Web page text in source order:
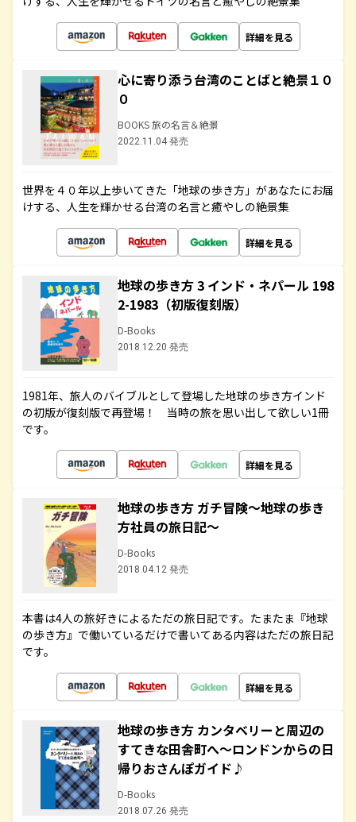
詳細を見る
心に寄り添う台湾のことばと絶景１０
０
BOOKS 旅の名言＆絶景
2022.11.04 発売
世界を４０年以上歩いてきた「地球の歩き方」があなたにお届
けする、人生を輝かせる台湾の名言と癒やしの絶景集
詳細を見る
地球の歩き方 3 インド・ネパール 198
2-1983（初版復刻版）
D-Books
2018.12.20 発売
1981年、旅人のバイブルとして登場した地球の歩き方インド
の初版が復刻版で再登場！ 当時の旅を思い出して欲しい1冊
です。
詳細を見る
地球の歩き方 ガチ冒険～地球の歩き
方社員の旅日記～
D-Books
2018.04.12 発売
本書は4人の旅好きによるただの旅日記です。たまたま『地球
の歩き方』で働いているだけで書いてある内容はただの旅日記
です。
詳細を見る
地球の歩き方 カンタベリーと周辺の
すてきな田舎町へ～ロンドンからの日
帰りおさんぽガイド♪
D-Books
2018.07.26 発売